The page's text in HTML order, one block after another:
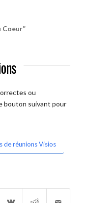
Coeur”
ou
bouton suivant pour
de réunions Visios